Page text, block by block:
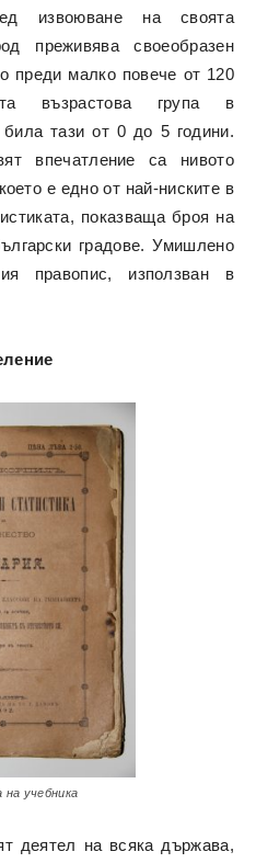
извоюване на своята
преживява своеобразен
преди малко повече от 120
възрастова група в
тази от 0 до 5 години.
впечатление са нивото
е едно от най-ниските в
показваща броя на
градове. Умишлено
правопис, използван в
на учебника
деятел на всяка държава,